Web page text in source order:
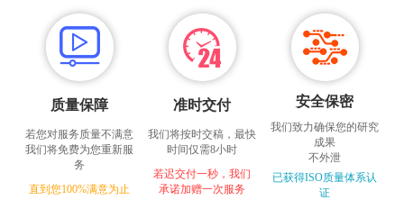
质量保障
若您对服务质量不满意
我们将免费为您重新服
务
直到您100%满意为止
准时交付
我们将按时交稿，最快
时间仅需8小时
若迟交付一秒，我们
承诺加赠一次服务
安全保密
我们致力确保您的研究
成果
不外泄
已获得ISO质量体系认
证